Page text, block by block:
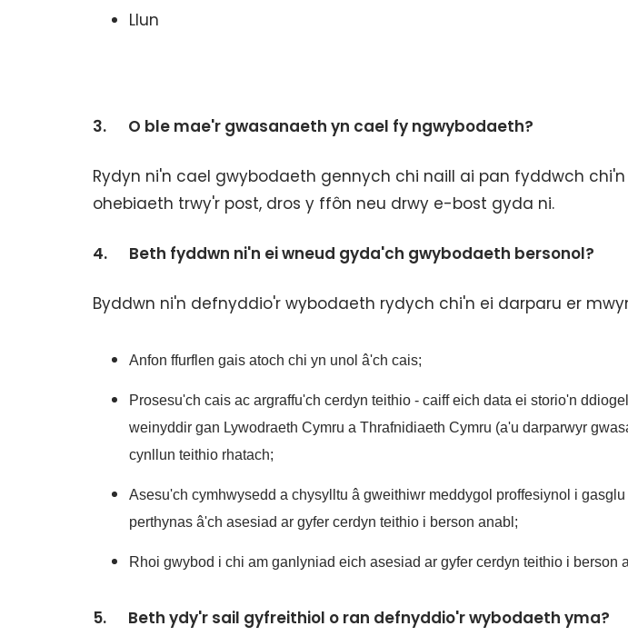
Llun
3. O ble mae'r gwasanaeth yn cael fy ngwybodaeth?
Rydyn ni'n cael gwybodaeth gennych chi naill ai pan fyddwch
ohebiaeth trwy'r post, dros y ffôn neu drwy e-bost gyda ni.
4. Beth fyddwn ni'n ei wneud gyda'ch gwybodaeth bersonol?
Byddwn ni'n defnyddio'r wybodaeth rydych chi'n ei darparu er
Anfon ffurflen gais atoch chi yn unol â'ch cais;
Prosesu'ch cais ac argraffu'ch cerdyn teithio - caiff eich data ei storio'n
weinyddir gan Lywodraeth Cymru a Thrafnidiaeth Cymru (a'u darparwyr
cynllun teithio rhatach;
Asesu'ch cymhwysedd a chysylltu â gweithiwr meddygol proffesiynol i
perthynas â'ch asesiad ar gyfer cerdyn teithio i berson anabl;
Rhoi gwybod i chi am ganlyniad eich asesiad ar gyfer cerdyn teithio i berson
5. Beth ydy'r sail gyfreithiol o ran defnyddio'r wybodaeth yma?